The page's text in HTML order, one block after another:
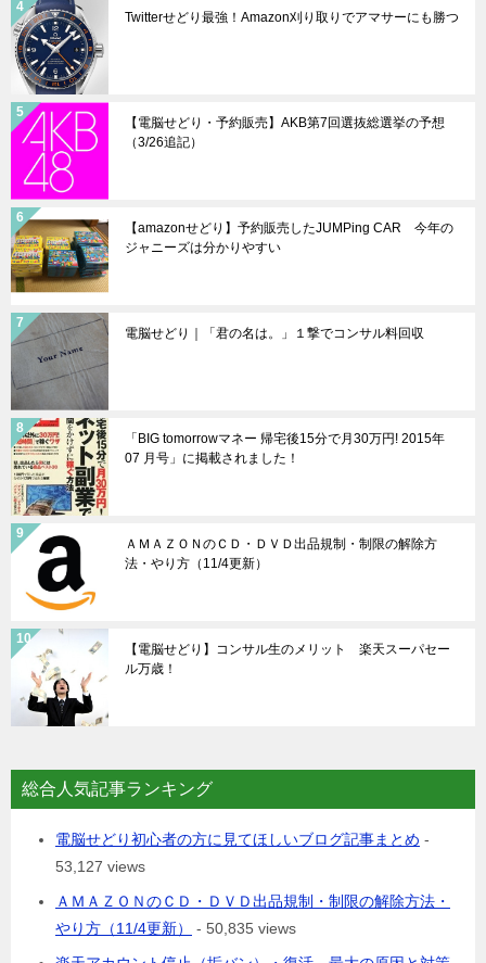
Twitterせどり最強！Amazon刈り取りでアマサーにも勝つ
【電脳せどり・予約販売】AKB第7回選抜総選挙の予想
（3/26追記）
【amazonせどり】予約販売したJUMPing CAR 今年の
ジャニーズは分かりやすい
電脳せどり｜「君の名は。」１撃でコンサル料回収
「BIG tomorrowマネー 帰宅後15分で月30万円! 2015年
07 月号」に掲載されました！
ＡＭＡＺＯＮのＣＤ・ＤＶＤ出品規制・制限の解除方
法・やり方（11/4更新）
【電脳せどり】コンサル生のメリット 楽天スーパセー
ル万歳！
総合人気記事ランキング
電脳せどり初心者の方に見てほしいブログ記事まとめ -
53,127 views
ＡＭＡＺＯＮのＣＤ・ＤＶＤ出品規制・制限の解除方法・
やり方（11/4更新）
- 50,835 views